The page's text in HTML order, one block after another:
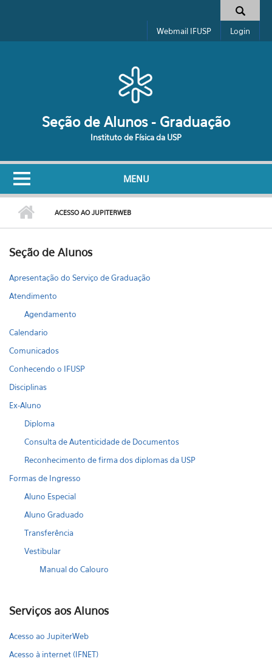
Formulário de busca
Webmail IFUSP Login
Seção de Alunos - Graduação
Instituto de Física da USP
MENU
ACESSO AO JUPITERWEB
Seção de Alunos
Apresentação do Serviço de Graduação
Atendimento
Agendamento
Calendario
Comunicados
Conhecendo o IFUSP
Disciplinas
Ex-Aluno
Diploma
Consulta de Autenticidade de Documentos
Reconhecimento de firma dos diplomas da USP
Formas de Ingresso
Aluno Especial
Aluno Graduado
Transferência
Vestibular
Manual do Calouro
Serviços aos Alunos
Acesso ao JupiterWeb
Acesso à internet (IFNET)